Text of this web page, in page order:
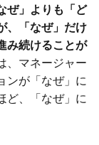
ぜ」よりも「ど
、「なぜ」だけ
み続けることが
、マネージャー
ンが「なぜ」に
ど、「なぜ」に